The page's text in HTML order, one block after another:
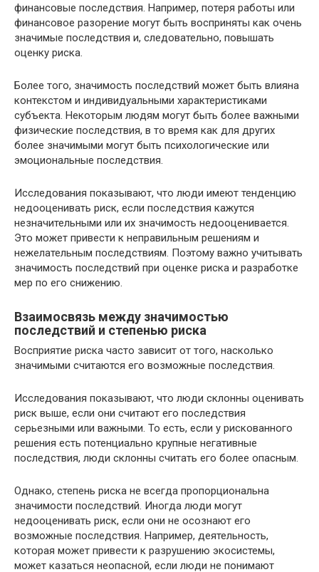
финансовые последствия. Например, потеря работы или
финансовое разорение могут быть восприняты как очень
значимые последствия и, следовательно, повышать
оценку риска.
Более того, значимость последствий может быть влияна
контекстом и индивидуальными характеристиками
субъекта. Некоторым людям могут быть более важными
физические последствия, в то время как для других
более значимыми могут быть психологические или
эмоциональные последствия.
Исследования показывают, что люди имеют тенденцию
недооценивать риск, если последствия кажутся
незначительными или их значимость недооценивается.
Это может привести к неправильным решениям и
нежелательным последствиям. Поэтому важно учитывать
значимость последствий при оценке риска и разработке
мер по его снижению.
Взаимосвязь между значимостью
последствий и степенью риска
Восприятие риска часто зависит от того, насколько
значимыми считаются его возможные последствия.
Исследования показывают, что люди склонны оценивать
риск выше, если они считают его последствия
серьезными или важными. То есть, если у рискованного
решения есть потенциально крупные негативные
последствия, люди склонны считать его более опасным.
Однако, степень риска не всегда пропорциональна
значимости последствий. Иногда люди могут
недооценивать риск, если они не осознают его
возможные последствия. Например, деятельность,
которая может привести к разрушению экосистемы,
может казаться неопасной, если люди не понимают